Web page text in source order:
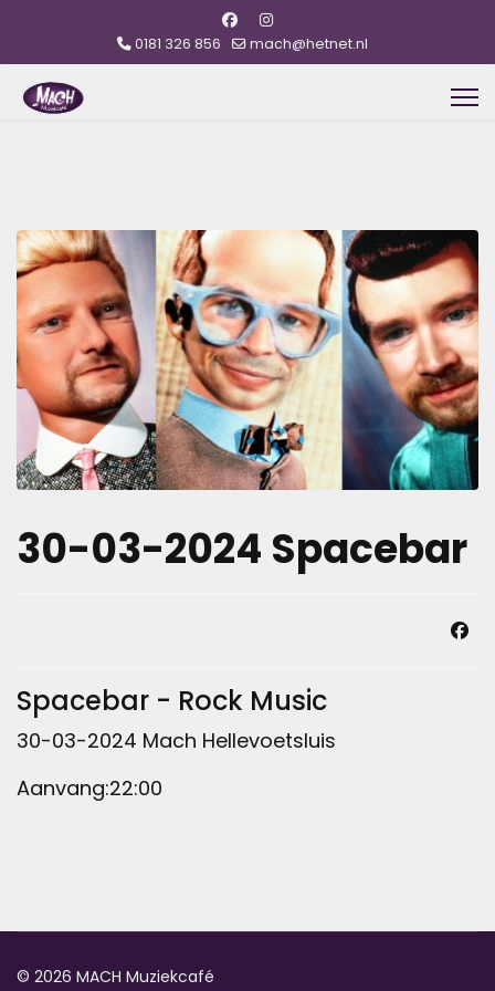
0181 326 856 mach@hetnet.nl
30-03-2024 Spacebar
Spacebar - Rock Music
30-03-2024 Mach Hellevoetsluis
Aanvang:22:00
© 2026 MACH Muziekcafé